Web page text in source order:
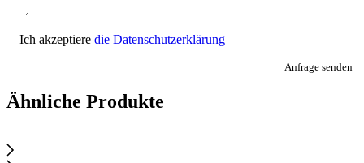
Ich akzeptiere die Datenschutzerklärung
Anfrage senden
Ähnliche Produkte